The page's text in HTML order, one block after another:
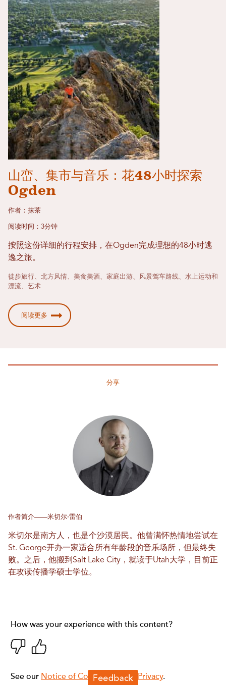
山峦、集市与音乐：花48小时探索
Ogden
作者：抹茶
阅读时间：3分钟
按照这份详细的行程安排，在Ogden完成理想的48小时逃
逸之旅。
徒步旅行、北方风情、美食美酒、家庭出游、风景驾车路线、水上运动和
漂流、艺术
阅读更多
分享
作者简介——米切尔·雷伯
米切尔是南方人，也是个沙漠居民。他曾满怀热情地尝试在
St. George开办一家适合所有年龄段的音乐场所，但最终失
败。之后，他搬到Salt Lake City，就读于Utah大学，目前正
在攻读传播学硕士学位。